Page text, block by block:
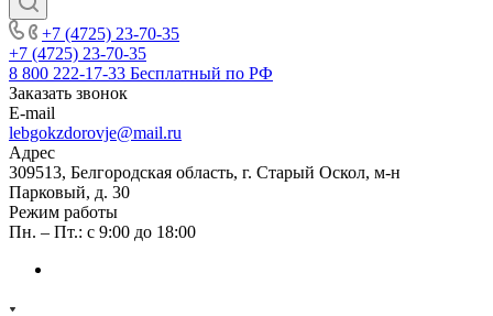
+7 (4725) 23-70-35
+7 (4725) 23-70-35
8 800 222-17-33 Бесплатный по РФ
Заказать звонок
E-mail
lebgokzdorovje@mail.ru
Адрес
309513, Белгородская область, г. Старый Оскол, м-н
Парковый, д. 30
Режим работы
Пн. – Пт.: с 9:00 до 18:00